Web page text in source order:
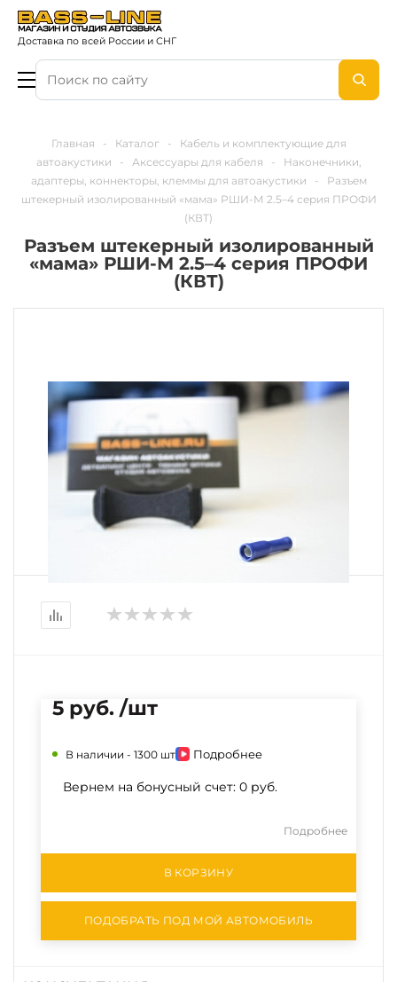
Доставка по всей России и СНГ
Главная - Каталог -
Кабель и комплектующие для
автоакустики
- Аксессуары для кабеля -
Наконечники,
адаптеры, коннекторы, клеммы для автоакустики
-
Разъем
штекерный изолированный «мама» РШИ-М 2.5–4 серия ПРОФИ
(КВТ)
Разъем штекерный изолированный
«мама» РШИ-М 2.5–4 серия ПРОФИ
(КВТ)
5 руб. /шт
В наличии - 1300 шт Подробнее
Вернем на бонусный счет: 0 руб.
Подробнее
В КОРЗИНУ
ПОДОБРАТЬ ПОД МОЙ АВТОМОБИЛЬ